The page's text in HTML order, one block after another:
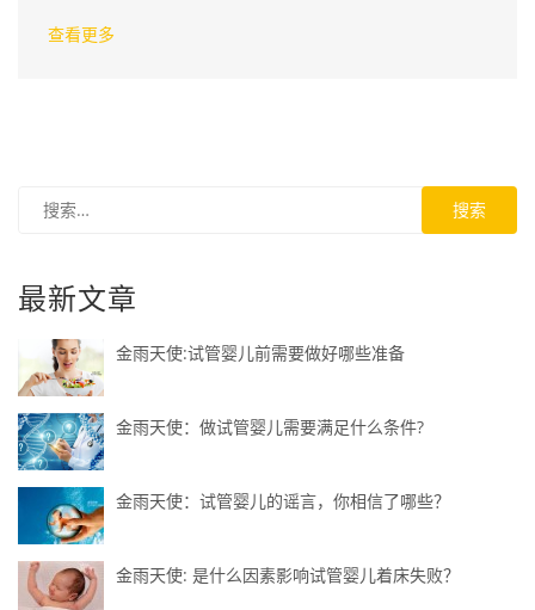
试管婴儿…
查看更多
最新文章
金雨天使:试管婴儿前需要做好哪些准备
金雨天使：做试管婴儿需要满足什么条件?
金雨天使：试管婴儿的谣言，你相信了哪些？
金雨天使: 是什么因素影响试管婴儿着床失败？